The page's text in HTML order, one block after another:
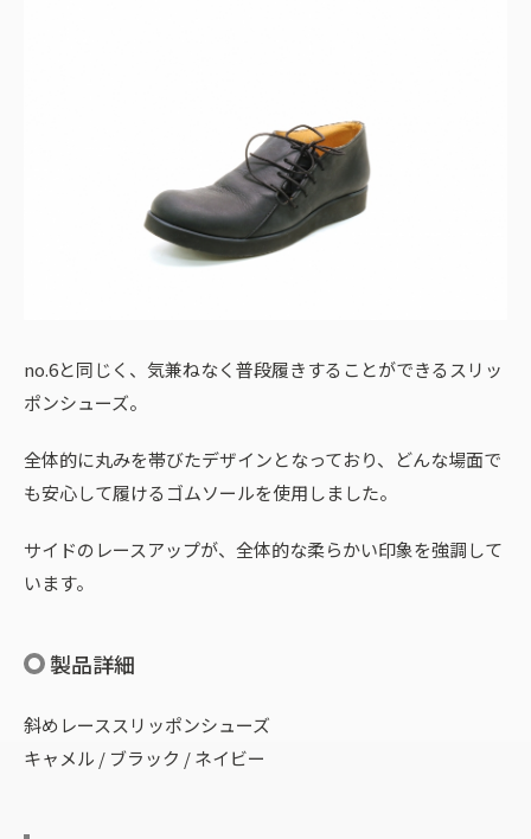
no.6と同じく、気兼ねなく普段履きすることができるスリッ
ポンシューズ。
全体的に丸みを帯びたデザインとなっており、どんな場面で
も安心して履けるゴムソールを使用しました。
サイドのレースアップが、全体的な柔らかい印象を強調して
います。
製品詳細
斜めレーススリッポンシューズ
キャメル / ブラック / ネイビー